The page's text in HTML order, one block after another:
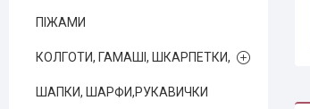
ПІЖАМИ
КОЛГОТИ, ГАМАШІ, ШКАРПЕТКИ,
ШАПКИ, ШАРФИ,РУКАВИЧКИ